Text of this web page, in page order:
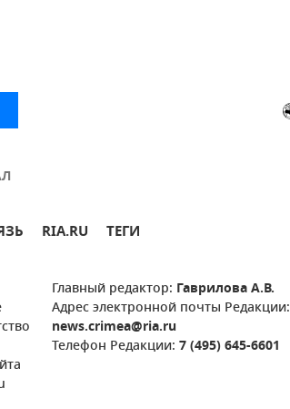
RIA.RU ТЕГИ
Главный редактор: Гаврилова А.В.
Адрес электронной почты Редакции:
news.crimea@ria.ru
Телефон Редакции: 7 (495) 645-6601